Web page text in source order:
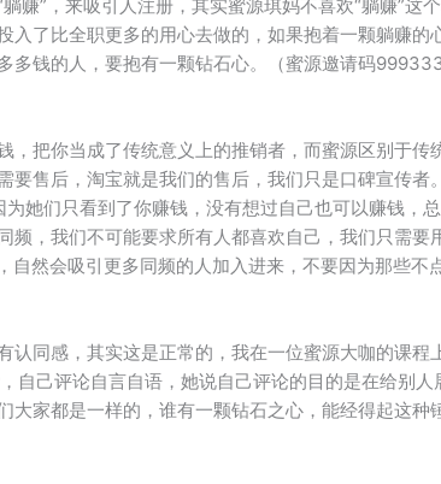
”，来吸引人注册，其实蜜源琪妈不喜欢“躺赚”这个
了比全职更多的用心去做的，如果抱着一颗躺赚的
多钱的人，要抱有一颗钻石心。（蜜源邀请码
把你当成了传统意义上的推销者，而蜜源区别于传
售后，淘宝就是我们的售后，我们只是口碑宣传者
她们只看到了你赚钱，没有想过自己也可以赚钱，
，我们不可能要求所有人都喜欢自己，我们只需要
然会吸引更多同频的人加入进来，不要因为那些不
同感，其实这是正常的，我在一位蜜源大咖的课程
自己评论自言自语，她说自己评论的目的是在给别人
家都是一样的，谁有一颗钻石之心，能经得起这种